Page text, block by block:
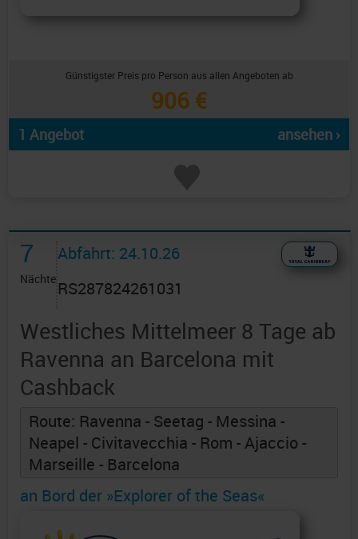
Günstigster Preis pro Person aus allen Angeboten ab
906 €
1 Angebot ansehen ›
7
Nächte
Abfahrt: 24.10.26
RS287824261031
Westliches Mittelmeer 8 Tage ab
Ravenna an Barcelona mit
Cashback
Route: Ravenna - Seetag - Messina -
Neapel - Civitavecchia - Rom - Ajaccio -
Marseille - Barcelona
an Bord der »Explorer of the Seas«